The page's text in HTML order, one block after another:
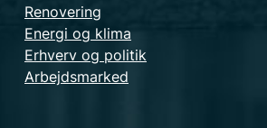
Renovering
Energi og klima
Erhverv og politik
Arbejdsmarked